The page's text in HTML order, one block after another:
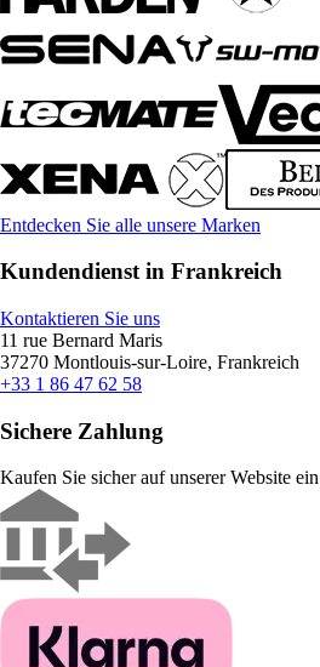
Entdecken Sie alle unsere Marken
Kundendienst in Frankreich
Kontaktieren Sie uns
11 rue Bernard Maris
37270 Montlouis-sur-Loire, Frankreich
+33 1 86 47 62 58
Sichere Zahlung
Kaufen Sie sicher auf unserer Website ein